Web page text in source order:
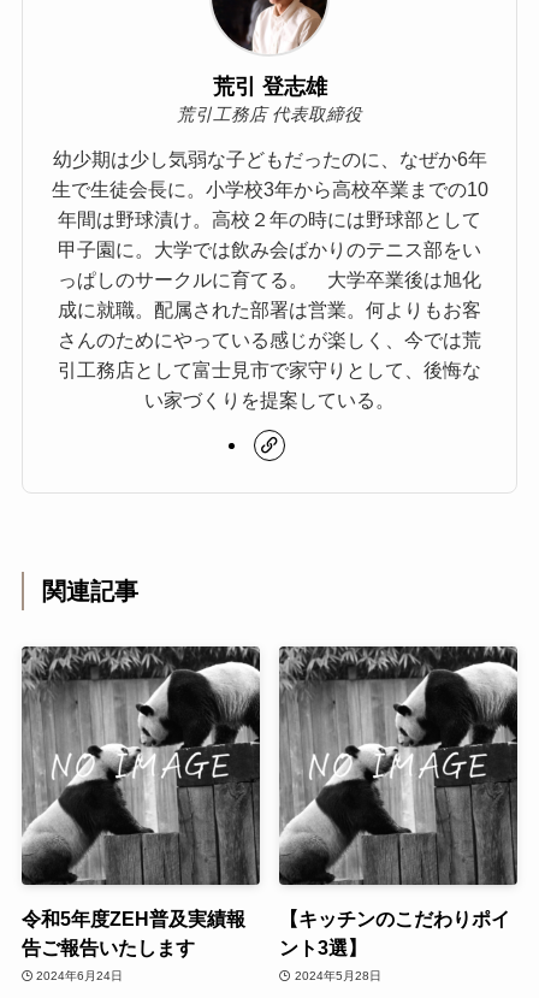
荒引 登志雄
荒引工務店 代表取締役
幼少期は少し気弱な子どもだったのに、なぜか6年
生で生徒会長に。小学校3年から高校卒業までの10
年間は野球漬け。高校２年の時には野球部として
甲子園に。大学では飲み会ばかりのテニス部をい
っぱしのサークルに育てる。 大学卒業後は旭化
成に就職。配属された部署は営業。何よりもお客
さんのためにやっている感じが楽しく、今では荒
引工務店として富士見市で家守りとして、後悔な
い家づくりを提案している。
関連記事
令和5年度ZEH普及実績報
告ご報告いたします
2024年6月24日
【キッチンのこだわりポイ
ント3選】
2024年5月28日